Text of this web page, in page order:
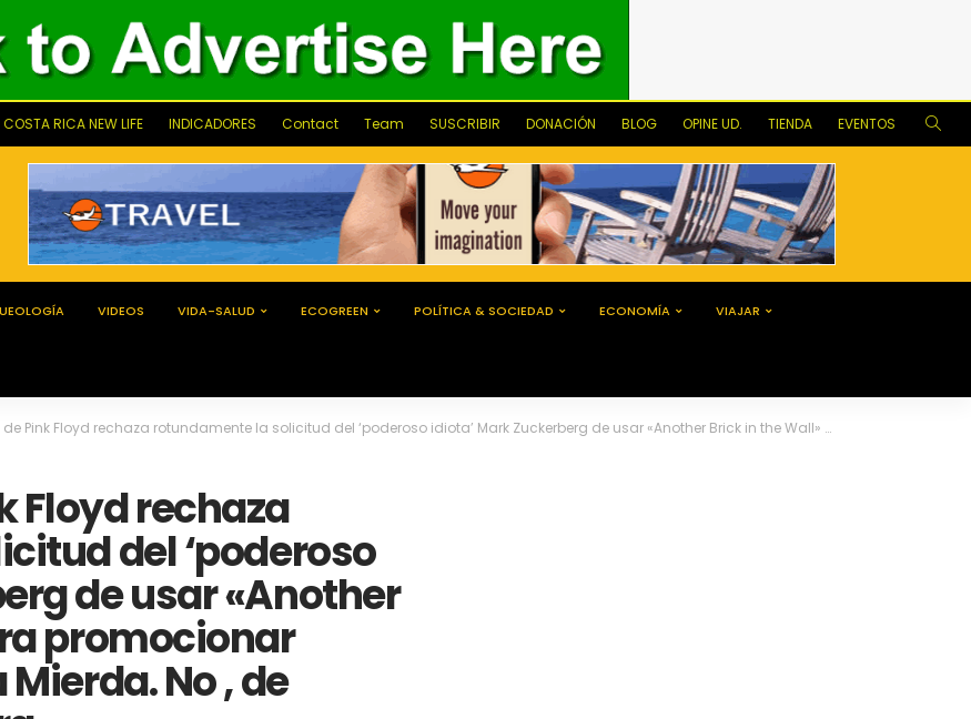
COSTA RICA NEW LIFE INDICADORES Contact Team SUSCRIBIR DONACIÓN BLOG OPINE UD. TIENDA EVENTOS
VIDEOS VIDA-SALUD ECOGREEN POLÍTICA & SOCIEDAD ECONOMÍA VIAJAR
Floyd rechaza rotundamente la solicitud del ‘poderoso idiota’ Mark Zuckerberg de usar «Another Brick in the Wall» para promocionar Instagram: ‘Vete a la Mierda. No , de ninguna puta manera.
Floyd rechaza
del ‘poderoso
de usar «Another
promocionar
No , de